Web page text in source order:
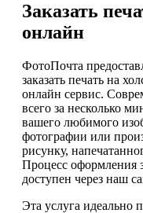
Заказать
онлайн
ФотоПочта
заказать печать на
онлайн сервис.
всего за несколько
вашего любимого
фотографии или
рисунку,
Процесс оформления
доступен через наш
Эта услуга идеально